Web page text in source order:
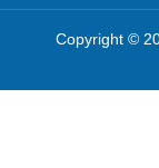
Copyright ©